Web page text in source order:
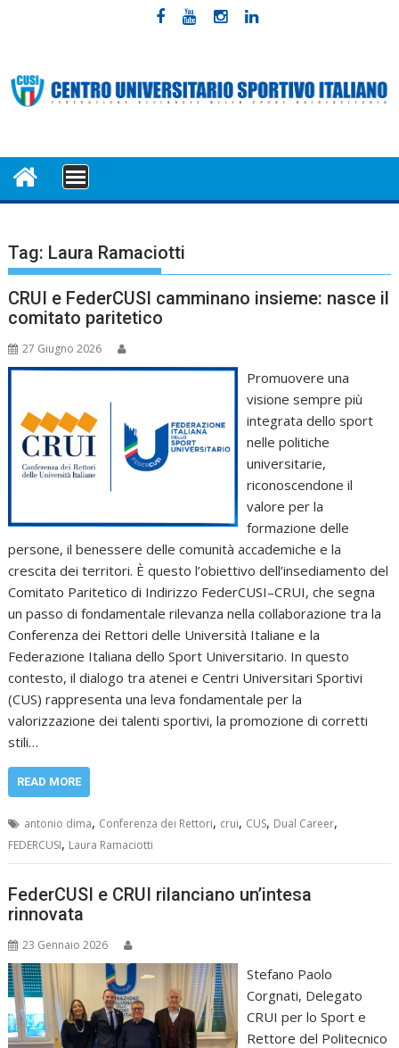
MENU
Tag: Laura Ramaciotti
CRUI e FederCUSI camminano insieme: nasce il
comitato paritetico
27 Giugno 2026
Promuovere una
visione sempre più
integrata dello sport
nelle politiche
universitarie,
riconoscendone il
valore per la
formazione delle
persone, il benessere delle comunità accademiche e la
crescita dei territori. È questo l’obiettivo dell’insediamento del
Comitato Paritetico di Indirizzo FederCUSI–CRUI, che segna
un passo di fondamentale rilevanza nella collaborazione tra la
Conferenza dei Rettori delle Università Italiane e la
Federazione Italiana dello Sport Universitario. In questo
contesto, il dialogo tra atenei e Centri Universitari Sportivi
(CUS) rappresenta una leva fondamentale per la
valorizzazione dei talenti sportivi, la promozione di corretti
stili…
READ MORE
antonio dima, Conferenza dei Rettori, crui, CUS, Dual Career,
FEDERCUSI, Laura Ramaciotti
FederCUSI e CRUI rilanciano un’intesa
rinnovata
23 Gennaio 2026
Stefano Paolo
Corgnati, Delegato
CRUI per lo Sport e
Rettore del Politecnico